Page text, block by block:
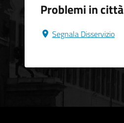
Problemi in città
Segnala Disservizio